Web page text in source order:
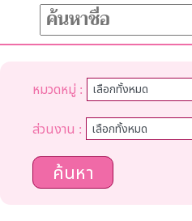
หมวดหมู่ :
ส่วนงาน :
ค้นหา